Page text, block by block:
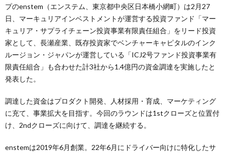
プのenstem（エンステム、東京都中央区日本橋小網町）は2月27
日、マーキュリアインベストメントが運営する投資ファンド「マー
キュリア・サプライチェーン投資事業有限責任組合」をリード投資
家として、長瀬産業、既存投資家でベンチャーキャピタルのインク
ルージョン・ジャパンが運営している「ICJ2号ファンド投資事業有
限責任組合」も合わせた計3社から1.4億円の資金調達を実施したと
発表した。
調達した資金はプロダクト開発、人材採用・育成、マーケティング
に充て、事業拡大を目指す。今回のラウンドは1stクローズと位置付
け、2ndクローズに向けて、調達を継続する。
enstemは2019年6月創業。22年6月にドライバー向けに特化したサ